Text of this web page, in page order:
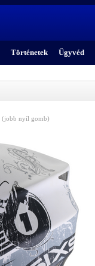
Történetek Ügyvéd
(jobb nyíl gomb)